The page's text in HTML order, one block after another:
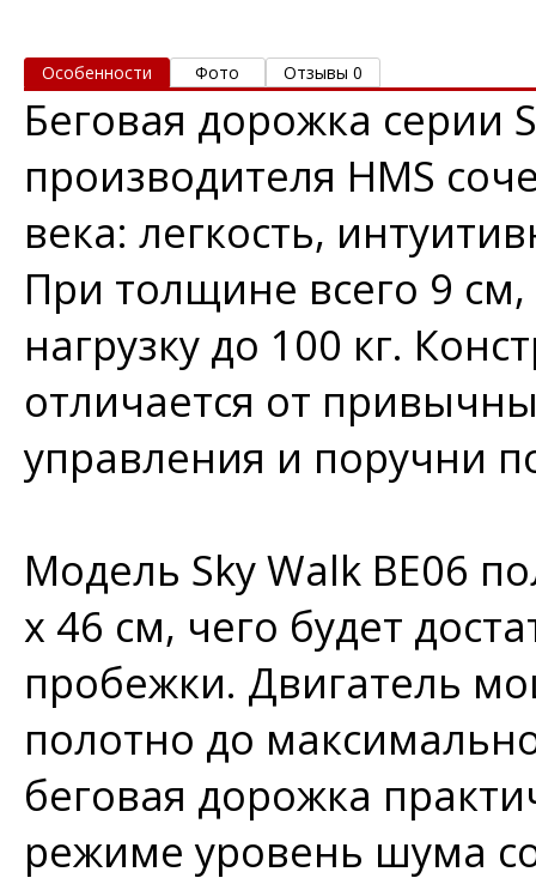
Особенности Фото Отзывы 0
Беговая дорожка серии
производителя HMS
века: легкость,
При толщине всего 9
нагрузку до 100 кг.
отличается от
управления и поручни
Модель Sky Walk BE06
х 46 см, чего будет
пробежки. Двигатель
полотно до
беговая дорожка
режиме уровень шума